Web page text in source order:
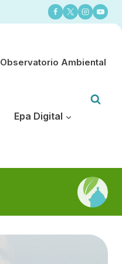
Observatorio Ambiental
Epa Digital